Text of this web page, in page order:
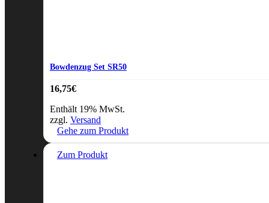
Bowdenzug Set SR50
16,75€
Enthält 19% MwSt.
zzgl. Versand
Gehe zum Produkt
Zum Produkt